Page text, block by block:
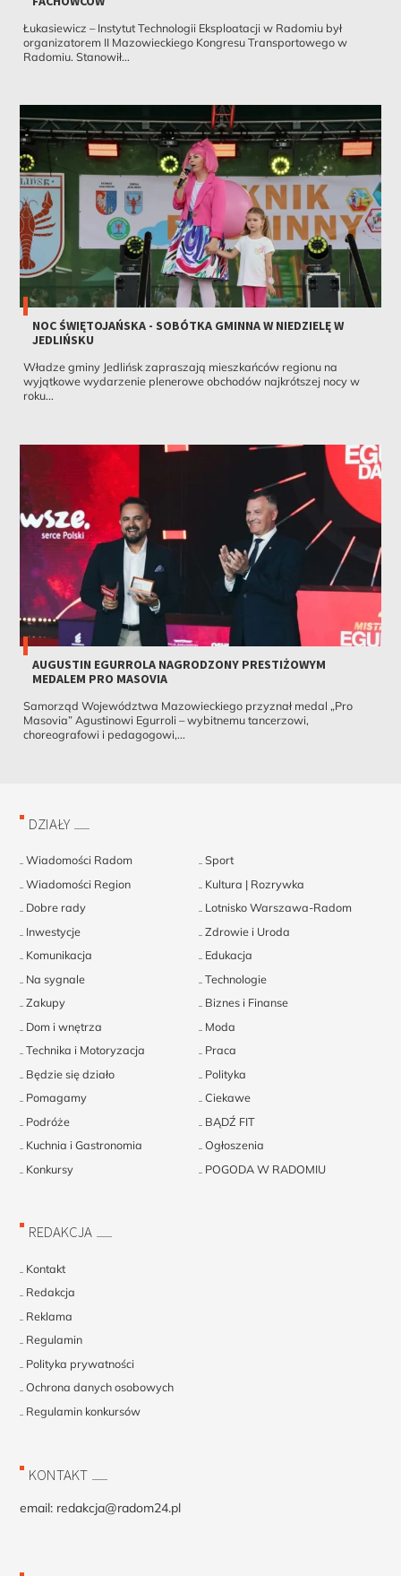
Łukasiewicz – Instytut Technologii Eksploatacji w Radomiu był
organizatorem II Mazowieckiego Kongresu Transportowego w
Radomiu. Stanowił...
NOC ŚWIĘTOJAŃSKA - SOBÓTKA GMINNA W NIEDZIELĘ W
JEDLIŃSKU
Władze gminy Jedlińsk zapraszają mieszkańców regionu na
wyjątkowe wydarzenie plenerowe obchodów najkrótszej nocy w
roku...
AUGUSTIN EGURROLA NAGRODZONY PRESTIŻOWYM
MEDALEM PRO MASOVIA
Samorząd Województwa Mazowieckiego przyznał medal „Pro
Masovia” Agustinowi Egurroli – wybitnemu tancerzowi,
choreografowi i pedagogowi,...
DZIAŁY
Wiadomości Radom
Sport
Wiadomości Region
Kultura | Rozrywka
Dobre rady
Lotnisko Warszawa-Radom
Inwestycje
Zdrowie i Uroda
Komunikacja
Edukacja
Na sygnale
Technologie
Zakupy
Biznes i Finanse
Dom i wnętrza
Moda
Technika i Motoryzacja
Praca
Będzie się działo
Polityka
Pomagamy
Ciekawe
Podróże
BĄDŹ FIT
Kuchnia i Gastronomia
Ogłoszenia
Konkursy
POGODA W RADOMIU
REDAKCJA
Kontakt
Redakcja
Reklama
Regulamin
Polityka prywatności
Ochrona danych osobowych
Regulamin konkursów
KONTAKT
email: redakcja@radom24.pl